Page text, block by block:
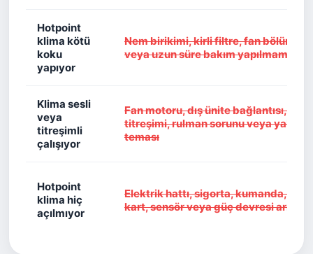
Hotpoint
klima kötü
koku
yapıyor
Nem birikimi, kirli filtre, fan bölümü
veya uzun süre bakım yapılmaması
Klima sesli
veya
titreşimli
çalışıyor
Fan motoru, dış ünite bağlantısı,
titreşimi, rulman sorunu veya
teması
Hotpoint
klima hiç
açılmıyor
Elektrik hattı, sigorta, kumanda,
kart, sensör veya güç devresi arızası